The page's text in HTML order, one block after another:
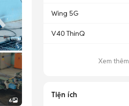
6
Wing 5G
V40 ThinQ
Xem thêm
Tiện ích